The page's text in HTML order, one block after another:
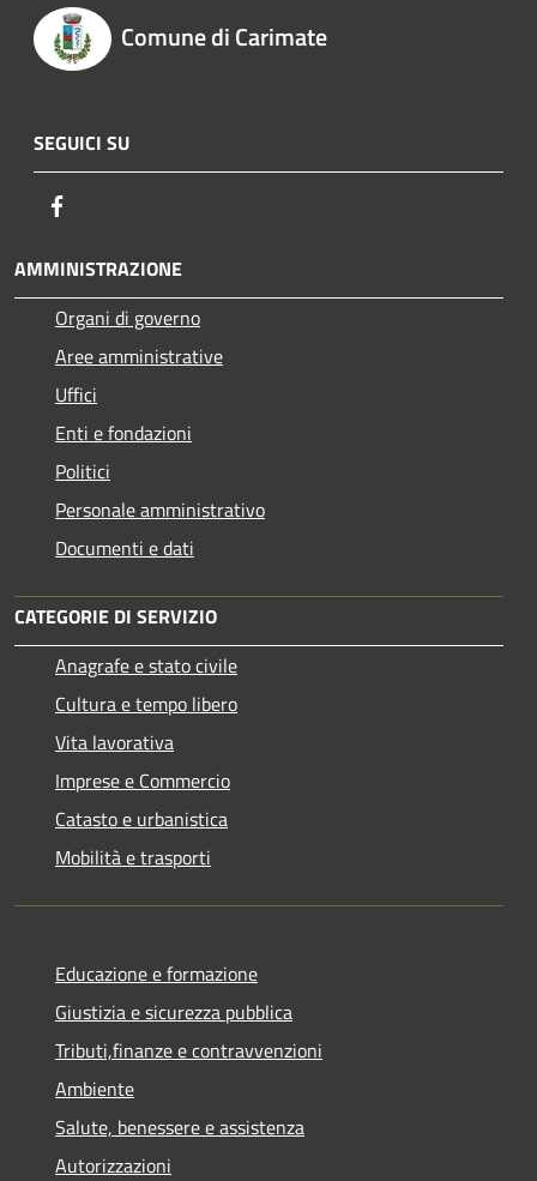
Comune di Carimate
SEGUICI SU
AMMINISTRAZIONE
Organi di governo
Aree amministrative
Uffici
Enti e fondazioni
Politici
Personale amministrativo
Documenti e dati
CATEGORIE DI SERVIZIO
Anagrafe e stato civile
Cultura e tempo libero
Vita lavorativa
Imprese e Commercio
Catasto e urbanistica
Mobilità e trasporti
Educazione e formazione
Giustizia e sicurezza pubblica
Tributi,finanze e contravvenzioni
Ambiente
Salute, benessere e assistenza
Autorizzazioni